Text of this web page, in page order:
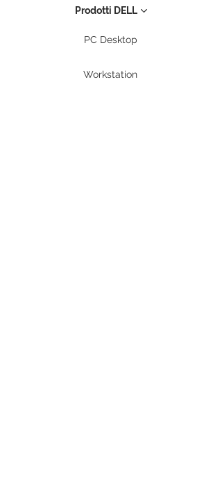
Prodotti DELL
PC Desktop
Workstation